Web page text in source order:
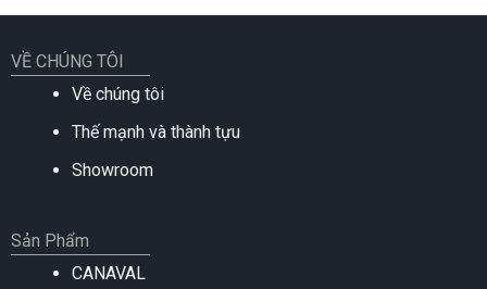
VỀ CHÚNG TÔI
Về chúng tôi
Thế mạnh và thành tựu
Showroom
Sản Phẩm
CANAVAL